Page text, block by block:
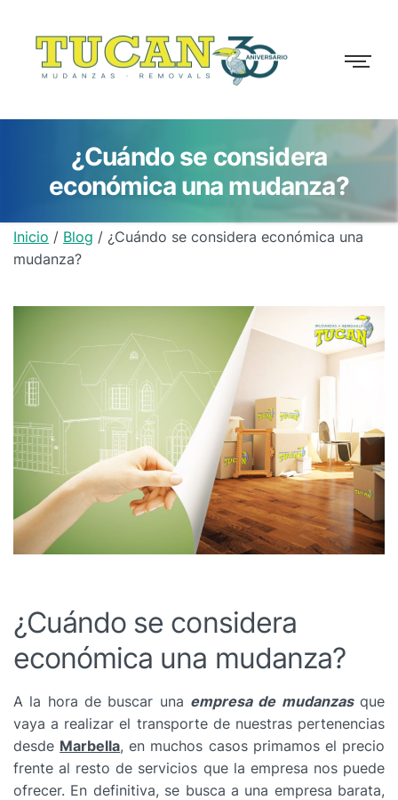
¿Cuándo se considera
económica una mudanza?
Inicio / Blog / ¿Cuándo se considera económica una
mudanza?
¿Cuándo se considera
económica una mudanza?
A la hora de buscar una empresa de mudanzasque
vaya a realizar el transporte de nuestras pertenencias
desde Marbella, en muchos casos primamos el precio
frente al resto de servicios que la empresa nos puede
ofrecer. En definitiva, se busca a una empresa barata,